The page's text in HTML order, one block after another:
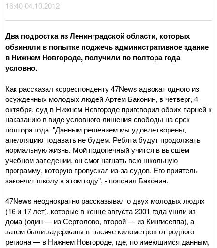
16:40 04.10.2012
Два подростка из Ленинградской области, которых
обвиняли в попытке поджечь административное здание
в Нижнем Новгороде, получили по полтора года
условно.
Как рассказал корреспонденту 47News адвокат одного из
осужденных молодых людей Артем Баконин, в четверг, 4
октября, суд в Нижнем Новгороде приговорил обоих парней к
наказанию в виде условного лишения свободы на срок
полтора года. "Данным решением мы удовлетворены,
апелляцию подавать не будем. Ребята будут продолжать
нормальную жизнь. Мой подопечный учится в высшем
учебном заведении, он смог нагнать всю школьную
программу, которую пропускал из-за судов. Его приятель
закончит школу в этом году", - пояснил Баконин.
47News неоднократно рассказывал о двух молодых людях
(16 и 17 лет), которые в конце августа 2001 года ушли из
дома (один — из Сертолово, второй — из Кингисеппа), а
затем были задержаны в тысяче километров от родного
региона — в Нижнем Новгороде, где, по имеющимся данным,